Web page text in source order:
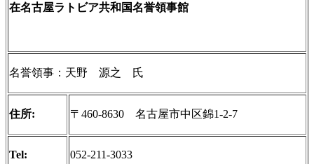
在名古屋ラトビア共和国名誉領事館
名誉領事：天野 源之 氏
住所: 〒460-8630 名古屋市中区錦1-2-7
Tel: 052-211-3033